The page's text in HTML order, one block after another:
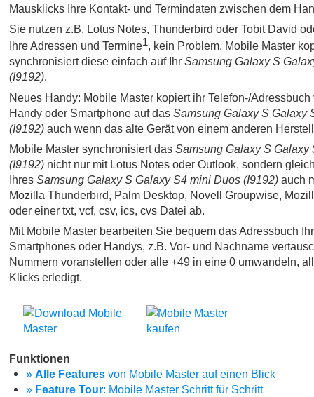
Mausklicks Ihre Kontakt- und Termindaten zwischen dem
Sie nutzen z.B. Lotus Notes, Thunderbird oder Tobit David
Ihre Adressen und Termine1, kein Problem, Mobile Master
synchronisiert diese einfach auf Ihr Samsung Galaxy S
(I9192).
Neues Handy: Mobile Master kopiert ihr Telefon-/Adressbuch
Handy oder Smartphone auf das Samsung Galaxy S Galaxy
(I9192) auch wenn das alte Gerät von einem anderen
Mobile Master synchronisiert das Samsung Galaxy S Galaxy
(I9192) nicht nur mit Lotus Notes oder Outlook, sondern
Ihres Samsung Galaxy S Galaxy S4 mini Duos (I9192) auch
Mozilla Thunderbird, Palm Desktop, Novell Groupwise,
oder einer txt, vcf, csv, ics, cvs Datei ab.
Mit Mobile Master bearbeiten Sie bequem das Adressbuch
Smartphones oder Handys, z.B. Vor- und Nachname
Nummern voranstellen oder alle +49 in eine 0 umwandeln,
Klicks erledigt.
Funktionen
» Alle Features von Mobile Master auf einen Blick
» Feature Tour: Mobile Master Schritt für Schritt